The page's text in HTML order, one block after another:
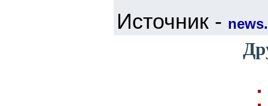
Источник -